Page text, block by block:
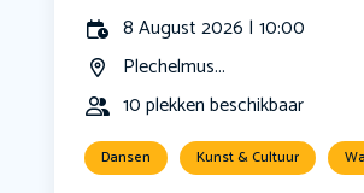
8 August 2026 | 10:00
Plechelmus...
10 plekken beschikbaar
Dansen Kunst & Cultuur